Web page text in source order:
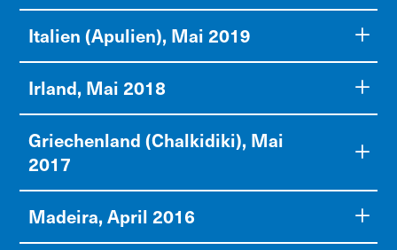
Italien (Apulien), Mai 2019
Irland, Mai 2018
Griechenland (Chalkidiki), Mai
2017
Madeira, April 2016